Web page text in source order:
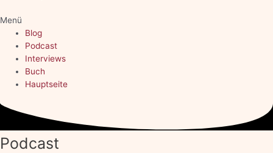
Menü
Blog
Podcast
Interviews
Buch
Hauptseite
Podcast